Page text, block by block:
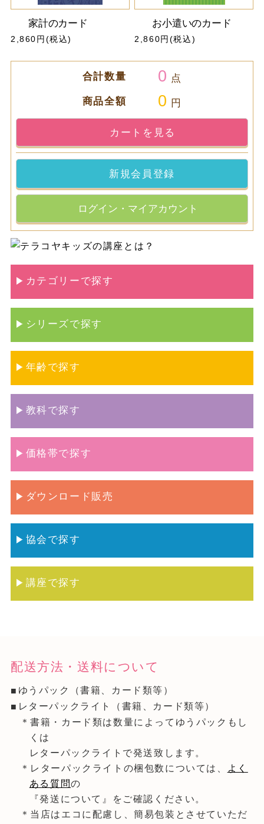
家計のカード
2,860円(税込)
お小遣いのカード
2,860円(税込)
合計数量 0 点
商品全額 0 円
カートを見る
新規会員登録
ログイン・マイアカウント
カテゴリーで探す
シリーズで探す
年齢で探す
教科で探す
価格帯で探す
ダウンロード販売
協会で探す
講座で探す
配送方法・送料について
ゆうパック（書籍、カード類等）
レターパックライト（書籍、カード類等）
＊書籍・カード類は数量によってゆうパックもし
くは
レターパックライトで発送致します。
＊レターパックライトの梱包数については、
よく
ある質問の
『発送について』をご確認ください。
＊当店はエコに配慮し、簡易包装とさせていただ